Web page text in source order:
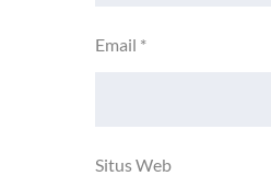
Email *
Situs Web